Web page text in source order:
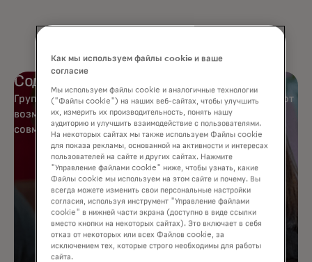
Содействие сотрудничеству
Группы поддержки сотрудников в Mastercard создают
возможности для более глубокого общения и
совместной работы.
Как мы используем файлы cookie и ваше
согласие
Мы используем файлы cookie и аналогичные технологии
("Файлы cookie") на наших веб-сайтах, чтобы улучшить
их, измерить их производительность, понять нашу
аудиторию и улучшить взаимодействие с пользователями.
На некоторых сайтах мы также используем Файлы cookie
для показа рекламы, основанной на активности и интересах
пользователей на сайте и других сайтах. Нажмите
"Управление файлами cookie" ниже, чтобы узнать, какие
Файлы cookie мы используем на этом сайте и почему. Вы
всегда можете изменить свои персональные настройки
согласия, используя инструмент "Управление файлами
cookie" в нижней части экрана (доступно в виде ссылки
вместо кнопки на некоторых сайтах). Это включает в себя
отказ от некоторых или всех Файлов cookie, за
исключением тех, которые строго необходимы для работы
сайта.